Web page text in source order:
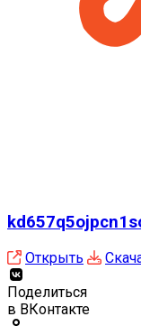
Открыть
Поделиться
в ВКонтакте